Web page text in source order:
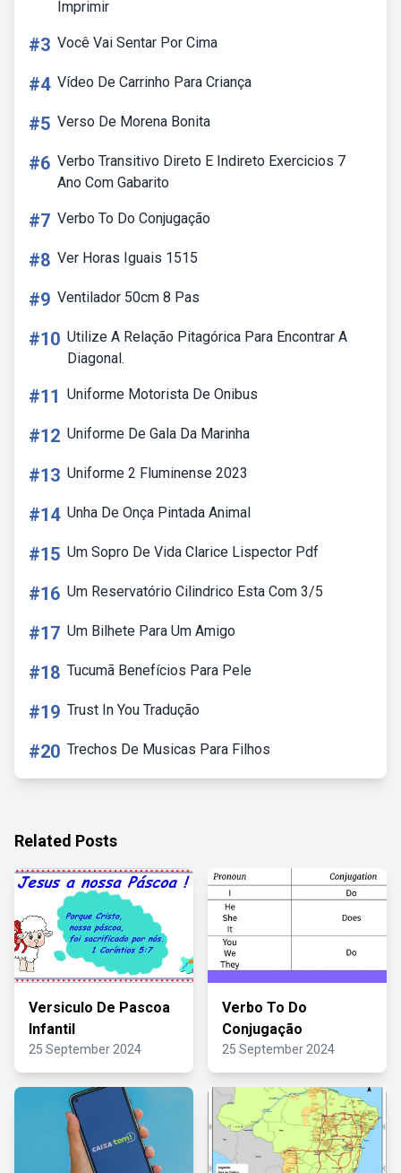
Imprimir
#3 Você Vai Sentar Por Cima
#4 Vídeo De Carrinho Para Criança
#5 Verso De Morena Bonita
#6 Verbo Transitivo Direto E Indireto Exercicios 7
Ano Com Gabarito
#7 Verbo To Do Conjugação
#8 Ver Horas Iguais 1515
#9 Ventilador 50cm 8 Pas
#10 Utilize A Relação Pitagórica Para Encontrar A
Diagonal.
#11 Uniforme Motorista De Onibus
#12 Uniforme De Gala Da Marinha
#13 Uniforme 2 Fluminense 2023
#14 Unha De Onça Pintada Animal
#15 Um Sopro De Vida Clarice Lispector Pdf
#16 Um Reservatório Cilindrico Esta Com 3/5
#17 Um Bilhete Para Um Amigo
#18 Tucumã Benefícios Para Pele
#19 Trust In You Tradução
#20 Trechos De Musicas Para Filhos
Related Posts
Versiculo De Pascoa
Infantil
25 September 2024
Verbo To Do
Conjugação
25 September 2024